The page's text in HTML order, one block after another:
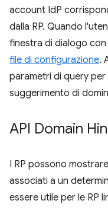
account IdP
dalla RP. Quando
finestra di dialogo
file di configurazione.
parametri di query
suggerimento di
API Domain
I RP possono
associati a un
essere utile per le RP